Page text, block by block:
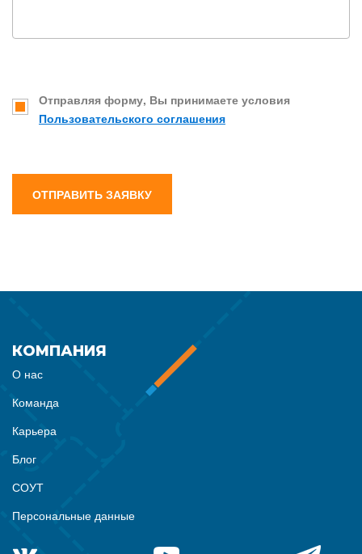
Отправляя форму, Вы принимаете условия
Пользовательского соглашения
ОТПРАВИТЬ ЗАЯВКУ
КОМПАНИЯ
О нас
Команда
Карьера
Блог
СОУТ
Персональные данные